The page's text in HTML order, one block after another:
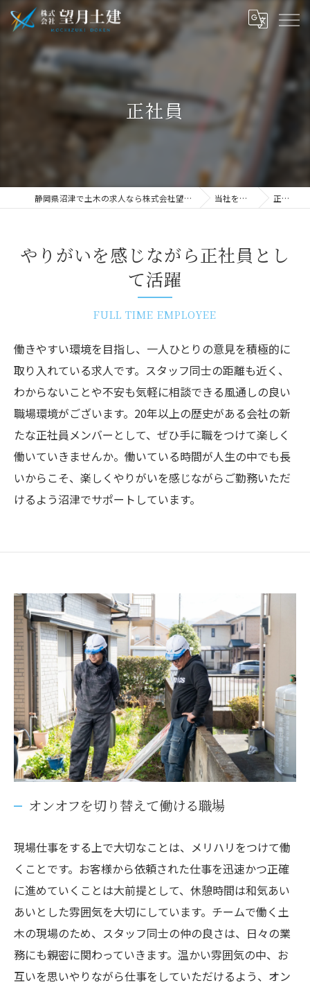
正社員
静岡県沼津で土木の求人なら株式会社望月土建 当社を知る 正社員
やりがいを感じながら正社員とし
て活躍
FULL TIME EMPLOYEE
働きやすい環境を目指し、一人ひとりの意見を積極的に
取り入れている求人です。スタッフ同士の距離も近く、
わからないことや不安も気軽に相談できる風通しの良い
職場環境がございます。20年以上の歴史がある会社の新
たな正社員メンバーとして、ぜひ手に職をつけて楽しく
働いていきませんか。働いている時間が人生の中でも長
いからこそ、楽しくやりがいを感じながらご勤務いただ
けるよう沼津でサポートしています。
オンオフを切り替えて働ける職場
現場仕事をする上で大切なことは、メリハリをつけて働
くことです。お客様から依頼された仕事を迅速かつ正確
に進めていくことは大前提として、休憩時間は和気あい
あいとした雰囲気を大切にしています。チームで働く土
木の現場のため、スタッフ同士の仲の良さは、日々の業
務にも親密に関わっていきます。温かい雰囲気の中、お
互いを思いやりながら仕事をしていただけるよう、オン